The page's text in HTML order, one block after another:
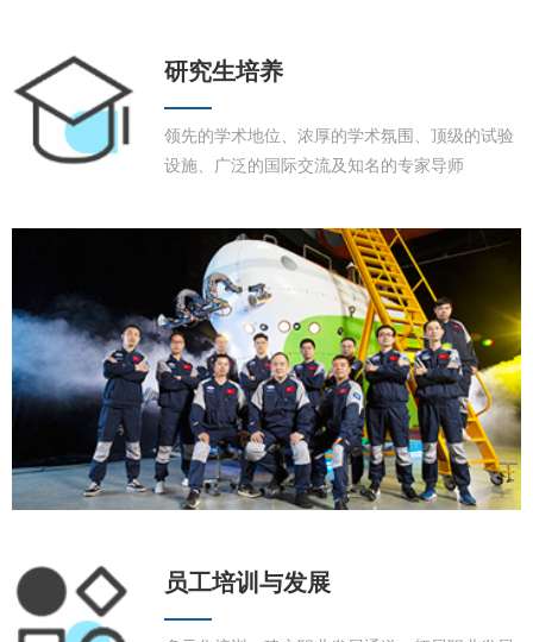
研究生培养
领先的学术地位、浓厚的学术氛围、顶级的试验
设施、广泛的国际交流及知名的专家导师
员工培训与发展